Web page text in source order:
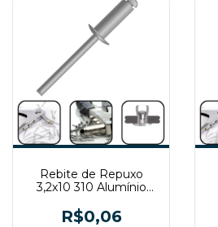
Rebite de Repuxo
3,2x10 310 Alumínio
R$0,06